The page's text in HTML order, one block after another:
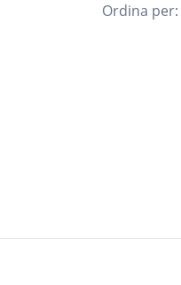
Ordina per: